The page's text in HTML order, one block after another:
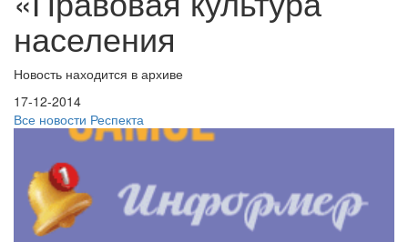
населения
Новость находится в архиве
17-12-2014
Все новости Респекта